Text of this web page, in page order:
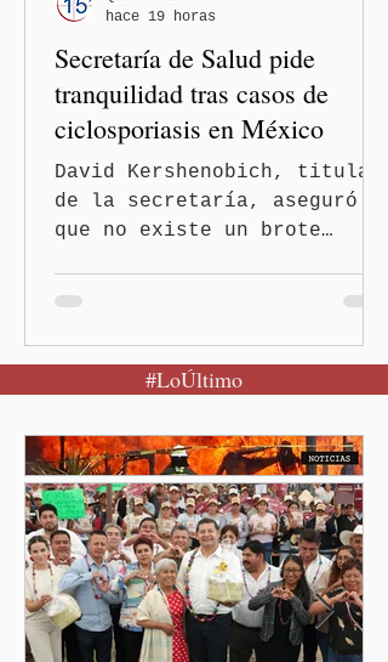
Secretaría de Salud pide
tranquilidad tras casos de
ciclosporiasis en México
David Kershenobich, titular
de la secretaría, aseguró
que no existe un brote
secretario de Salud
federal, David Kershenobich
exista un brote activo de
ciclosporiasis en México,
luego del incremento de
casos registrado en Estados
Unidos. Durante la
conferencia matutina en
Palacio Nacional, el
funcionario informó que en
hace 19 horas
#LoÚltimo